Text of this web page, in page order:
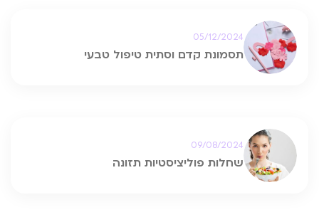
תסמונת קדם וסתית טיפול טבעי
05/12/2024
שחלות פוליציסטיות תזונה
09/08/2024